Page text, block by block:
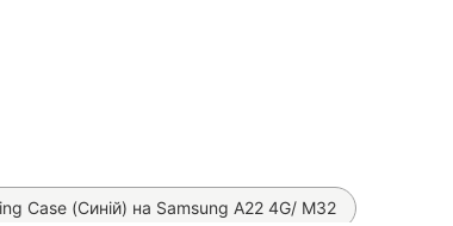
Case (Синій) на Samsung A22 4G/ M32